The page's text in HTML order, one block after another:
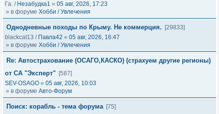
Га. / Незабудка1 « 05 авг, 2026, 17:23
» в форуме Хобби / Увлечения
Однодневные походы по Крыму. Не коммерция.
[29833]
blackcat13 / Павла42 « 05 авг, 2026, 16:47
» в форуме Хобби / Увлечения
Re: Автострахование (ОСАГО,КАСКО) (страхуем другие регионы)
от СА "Эксперт" [587]
SEV-OSAGO « 05 авг, 2026, 10:03
» в форуме Авто-Форум
Поиск: корабль - тема форума [75]